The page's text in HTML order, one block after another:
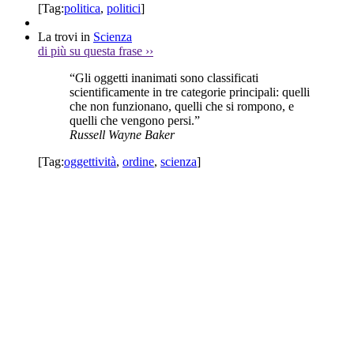
[Tag:politica, politici]
La trovi in Scienza
di più su questa frase ››
“Gli oggetti inanimati sono classificati
scientificamente in tre categorie principali: quelli
che non funzionano, quelli che si rompono, e
quelli che vengono persi.”
Russell Wayne Baker
[Tag:oggettività, ordine, scienza]